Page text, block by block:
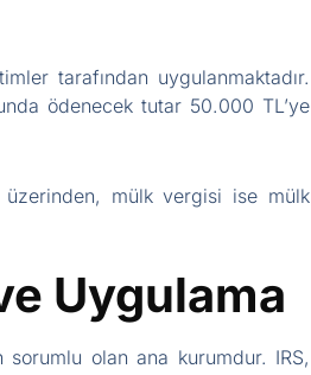
tarafından uygulanmaktadır.
ödenecek tutar 50.000 TL’ye
üzerinden, mülk vergisi ise mülk
Uygulama
sorumlu olan ana kurumdur. IRS,